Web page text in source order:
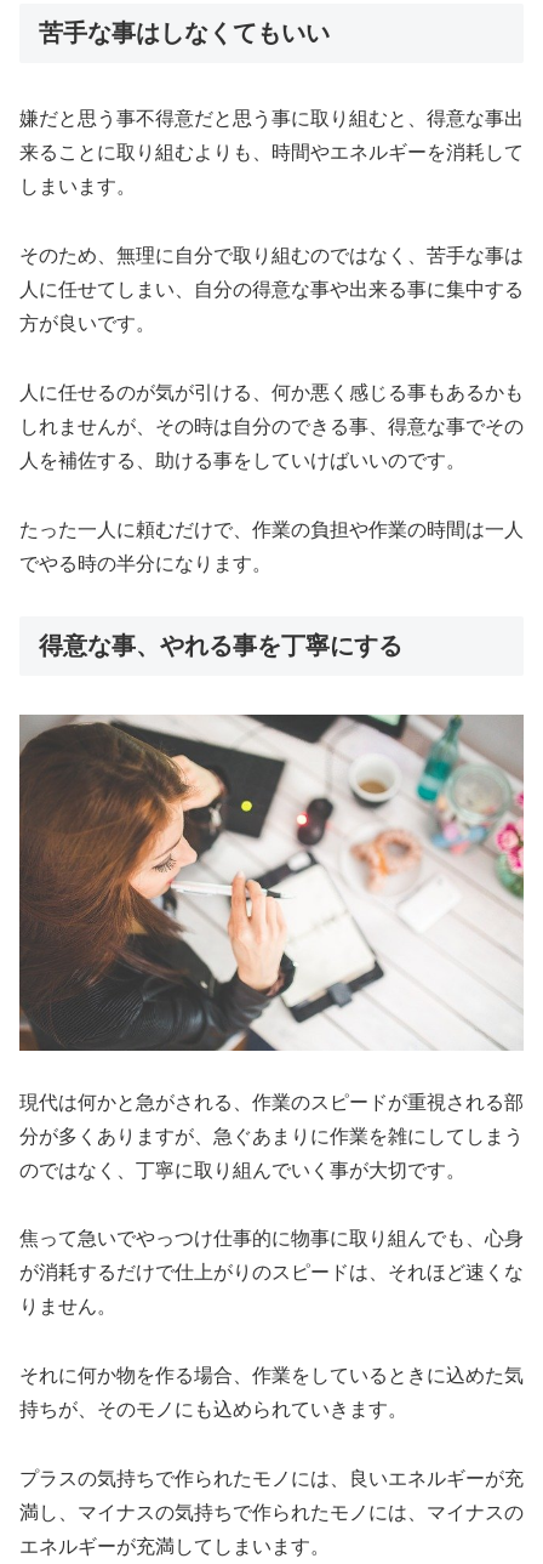
苦手な事はしなくてもいい
嫌だと思う事不得意だと思う事に取り組むと、得意な事出
来ることに取り組むよりも、時間やエネルギーを消耗して
しまいます。
そのため、無理に自分で取り組むのではなく、苦手な事は
人に任せてしまい、自分の得意な事や出来る事に集中する
方が良いです。
人に任せるのが気が引ける、何か悪く感じる事もあるかも
しれませんが、その時は自分のできる事、得意な事でその
人を補佐する、助ける事をしていけばいいのです。
たった一人に頼むだけで、作業の負担や作業の時間は一人
でやる時の半分になります。
得意な事、やれる事を丁寧にする
現代は何かと急がされる、作業のスピードが重視される部
分が多くありますが、急ぐあまりに作業を雑にしてしまう
のではなく、丁寧に取り組んでいく事が大切です。
焦って急いでやっつけ仕事的に物事に取り組んでも、心身
が消耗するだけで仕上がりのスピードは、それほど速くな
りません。
それに何か物を作る場合、作業をしているときに込めた気
持ちが、そのモノにも込められていきます。
プラスの気持ちで作られたモノには、良いエネルギーが充
満し、マイナスの気持ちで作られたモノには、マイナスの
エネルギーが充満してしまいます。